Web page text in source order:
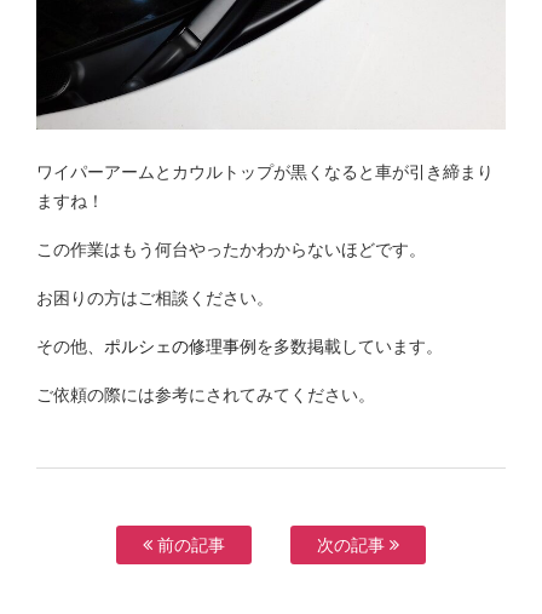
ワイパーアームとカウルトップが黒くなると車が引き締まり
ますね！
この作業はもう何台やったかわからないほどです。
お困りの方はご相談ください。
その他、 ポルシェの修理事例 を多数掲載しています。
ご依頼の際には参考にされてみてください。
前の記事 次の記事